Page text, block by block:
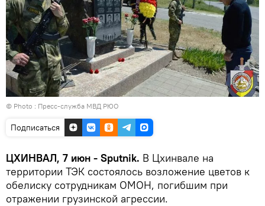
© Photo : Пресс-служба МВД РЮО
Подписаться
ЦХИНВАЛ, 7 июн - Sputnik. В Цхинвале на
территории ТЭК состоялось возложение цветов к
обелиску сотрудникам ОМОН, погибшим при
отражении грузинской агрессии.